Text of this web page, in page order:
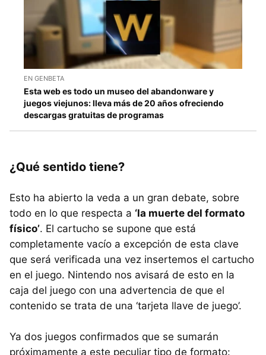
EN GENBETA
Esta web es todo un museo del abandonware y
juegos viejunos: lleva más de 20 años ofreciendo
descargas gratuitas de programas
¿Qué sentido tiene?
Esto ha abierto la veda a un gran debate, sobre
todo en lo que respecta a ‘la muerte del formato
físico’. El cartucho se supone que está
completamente vacío a excepción de esta clave
que será verificada una vez insertemos el cartucho
en el juego. Nintendo nos avisará de esto en la
caja del juego con una advertencia de que el
contenido se trata de una ‘tarjeta llave de juego’.
Ya dos juegos confirmados que se sumarán
próximamente a este peculiar tipo de formato: